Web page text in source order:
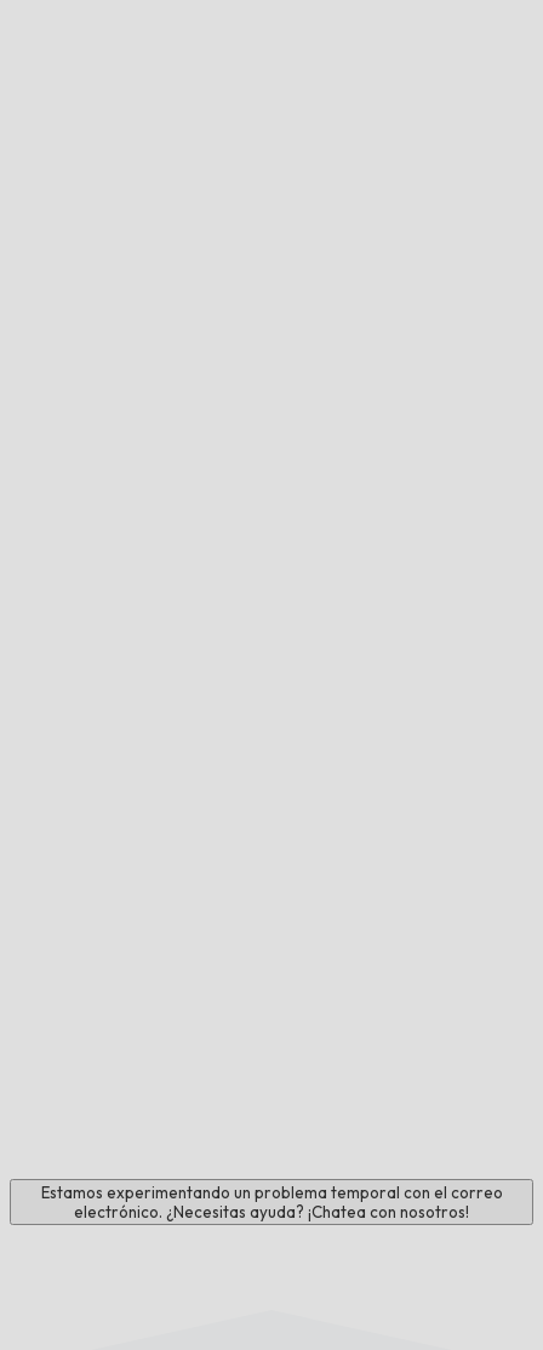
Estamos experimentando un problema temporal con el correo
electrónico. ¿Necesitas ayuda? ¡Chatea con nosotros!